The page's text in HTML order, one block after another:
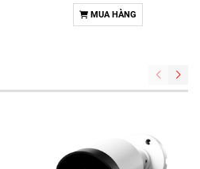
MUA HÀNG